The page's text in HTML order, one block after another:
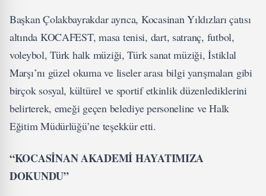
Başkan Çolakbayrakdar ayrıca, Kocasinan Yıldızları çatısı
altında KOCAFEST, masa tenisi, dart, satranç, futbol,
voleybol, Türk halk müziği, Türk sanat müziği, İstiklal
Marşı’nı güzel okuma ve liseler arası bilgi yarışmaları gibi
birçok sosyal, kültürel ve sportif etkinlik düzenlediklerini
belirterek, emeği geçen belediye personeline ve Halk
Eğitim Müdürlüğü’ne teşekkür etti.
“KOCASİNAN AKADEMİ HAYATIMIZA
DOKUNDU”